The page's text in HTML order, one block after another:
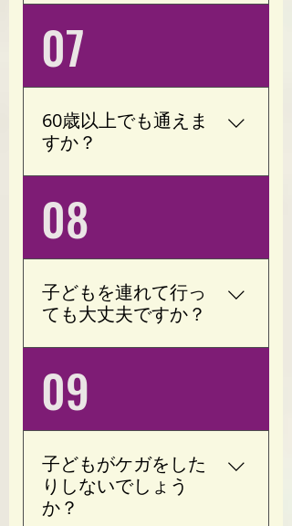
療法で改善することが見
込まれております。 肩こ
り、腰痛の原因の一つと
して過緊張(ストレスによ
り緊張状態が続く)がござ
います。 当サロンは運
動、ストレッチだけでな
く、血流を良くして神経
(交感神経/副交感神経)の
バランスを整えます。 現
在のお身体の状態を確認
したうえで、無理のない
範囲でトレーニングをご
提案いたします。 ※治療
中や強い痛みがある場合
は、事前にご相談くださ
い。
07
60歳以上でも通えま
すか？
されに来ております。 ご
来店される方の98％はト
レーニング未経験者で
す。 年齢ではなく、お身
体の状態に合わせてトレ
ーニング内容を調整いた
しますので、60代以上の
方も安心してご利用いた
だけます。
08
子どもを連れて行っ
ても大丈夫ですか？
予約制・完全個室ですの
で、周りを気にすること
なくお子様と一緒にお過
ごしいただけます。 ご予
約の際にお気軽にお知ら
せください。
09
子どもがケガをした
りしないでしょう
か？